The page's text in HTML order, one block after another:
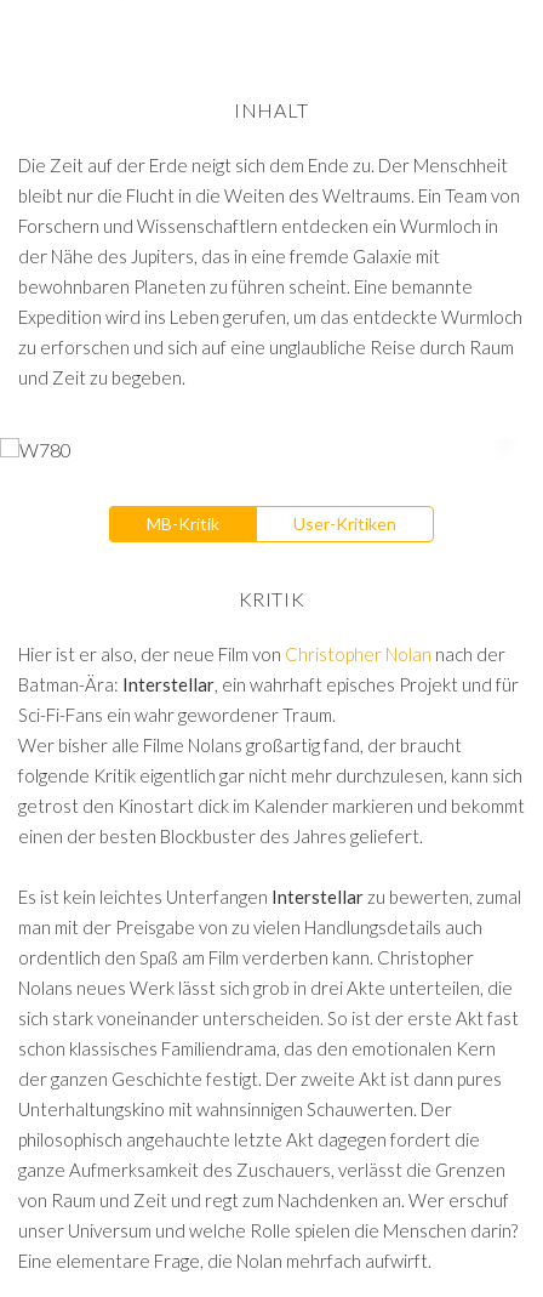
INHALT
Die Zeit auf der Erde neigt sich dem Ende zu. Der Menschheit
bleibt nur die Flucht in die Weiten des Weltraums. Ein Team von
Forschern und Wissenschaftlern entdecken ein Wurmloch in
der Nähe des Jupiters, das in eine fremde Galaxie mit
bewohnbaren Planeten zu führen scheint. Eine bemannte
Expedition wird ins Leben gerufen, um das entdeckte Wurmloch
zu erforschen und sich auf eine unglaubliche Reise durch Raum
und Zeit zu begeben.
MB-Kritik User-Kritiken
KRITIK
Hier ist er also, der neue Film von Christopher Nolan nach der
Batman-Ära: Interstellar, ein wahrhaft episches Projekt und für
Sci-Fi-Fans ein wahr gewordener Traum.
Wer bisher alle Filme Nolans großartig fand, der braucht
folgende Kritik eigentlich gar nicht mehr durchzulesen, kann sich
getrost den Kinostart dick im Kalender markieren und bekommt
einen der besten Blockbuster des Jahres geliefert.
Es ist kein leichtes Unterfangen Interstellarzu bewerten, zumal
man mit der Preisgabe von zu vielen Handlungsdetails auch
ordentlich den Spaß am Film verderben kann. Christopher
Nolans neues Werk lässt sich grob in drei Akte unterteilen, die
sich stark voneinander unterscheiden. So ist der erste Akt fast
schon klassisches Familiendrama, das den emotionalen Kern
der ganzen Geschichte festigt. Der zweite Akt ist dann pures
Unterhaltungskino mit wahnsinnigen Schauwerten. Der
philosophisch angehauchte letzte Akt dagegen fordert die
ganze Aufmerksamkeit des Zuschauers, verlässt die Grenzen
von Raum und Zeit und regt zum Nachdenken an. Wer erschuf
unser Universum und welche Rolle spielen die Menschen darin?
Eine elementare Frage, die Nolan mehrfach aufwirft.